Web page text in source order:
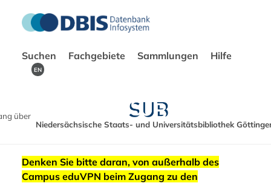
Suchen Fachgebiete Sammlungen Hilfe
EN
über
Niedersächsische Staats- und Universitätsbibliothek
Denken Sie bitte daran, von außerhalb des
Campus eduVPN beim Zugang zu den